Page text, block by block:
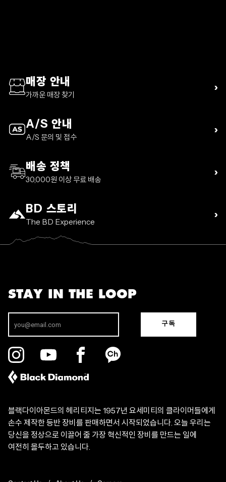
매장 안내
가까운 매장 찾기
›
A/S 안내
A/S 문의 및 접수
›
배송 정책
30,000원 이상 무료 배송
›
BD 스토리
The BD Experience
›
STAY IN THE LOOP
구독
블랙다이아몬드의 헤리티지는 1957년 요세미티의 클라이머들에게
손수 제작한 등반 장비를 판매하면서 시작되었습니다. 오늘 우리는
당신을 정상으로 이끌어 줄 가장 혁신적인 장비를 만드는 일에
여전히 몰두하고 있습니다.